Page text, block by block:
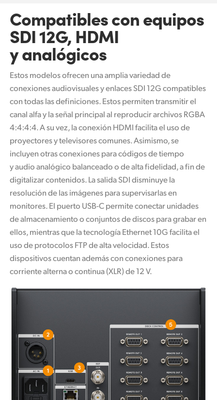
Compatibles con equipos
SDI 12G, HDMI
y analógicos
Estos modelos ofrecen una amplia variedad de
conexiones audiovisuales y enlaces SDI 12G compatibles
con todas las definiciones. Estos permiten transmitir el
canal alfa y la señal principal al reproducir archivos RGBA
4:4:4:4. A su vez, la conexión HDMI facilita el uso de
proyectores y televisores comunes. Asimismo, se
incluyen otras conexiones para códigos de tiempo
y audio analógico balanceado o de alta fidelidad, a fin de
digitalizar contenidos. La salida SDI disminuye la
resolución de las imágenes para supervisarlas en
monitores. El puerto USB-C permite conectar unidades
de almacenamiento o conjuntos de discos para grabar en
ellos, mientras que la tecnología Ethernet 10G facilita el
uso de protocolos FTP de alta velocidad. Estos
dispositivos cuentan además con conexiones para
corriente alterna o continua (XLR) de 12 V.